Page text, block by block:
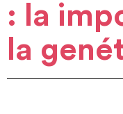
: la
la